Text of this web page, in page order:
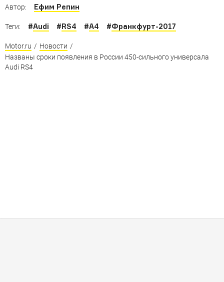
Автор: Ефим Репин
Теги: #Audi #RS4 #A4 #Франкфурт-2017
Motor.ru / Новости /
Названы сроки появления в России 450-сильного универсала
Audi RS4